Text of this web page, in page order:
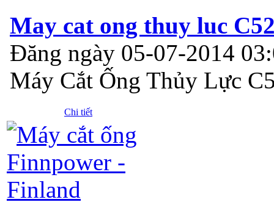
May cat ong thuy luc
Đăng ngày 05-07-2014
Máy Cắt Ống Thủy Lực
Chi tiết